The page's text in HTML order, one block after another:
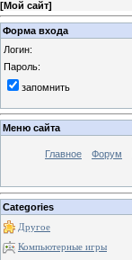
[Мой сайт]
Форма входа
Логин:
Пароль:
запомнить
Меню сайта
Главное Форум
Categories
Другое
Компьютерные игры